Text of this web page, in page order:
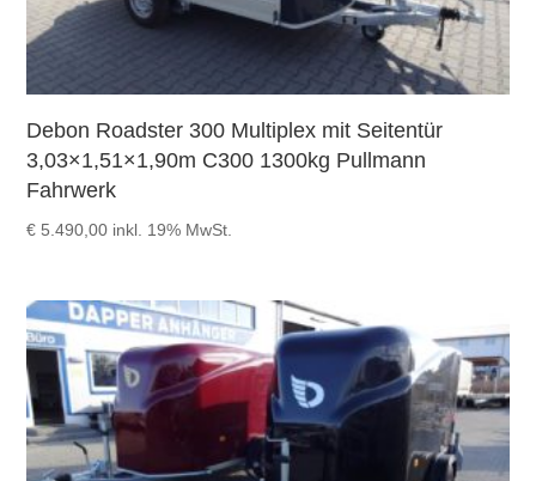
Debon Roadster 300 Multiplex mit Seitentür
3,03×1,51×1,90m C300 1300kg Pullmann
Fahrwerk
€ 5.490,00 inkl. 19% MwSt.